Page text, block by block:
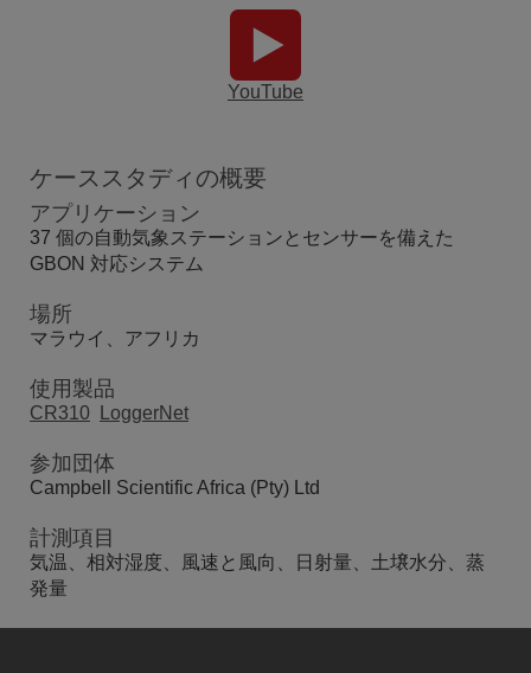
YouTube
ケーススタディの概要
アプリケーション
37 個の自動気象ステーションとセンサーを備えた
GBON 対応システム
場所
マラウイ、アフリカ
使用製品
CR310 LoggerNet
参加団体
Campbell Scientific Africa (Pty) Ltd
計測項目
気温、相対湿度、風速と風向、日射量、土壌水分、蒸
発量